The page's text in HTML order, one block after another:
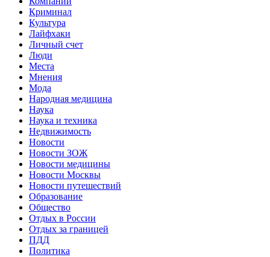
Криминал
Культура
Лайфхаки
Личный счет
Люди
Места
Мнения
Мода
Народная медицина
Наука
Наука и техника
Недвижимость
Новости
Новости ЗОЖ
Новости медицины
Новости Москвы
Новости путешествий
Образование
Общество
Отдых в России
Отдых за границей
ПДД
Политика